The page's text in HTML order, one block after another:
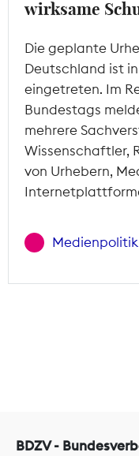
wirksame
Die geplante
Deutschland ist
eingetreten. Im
Bundestags
mehrere
Wissenschaftler,
von Urhebern,
Medienpolitik
BDZV -